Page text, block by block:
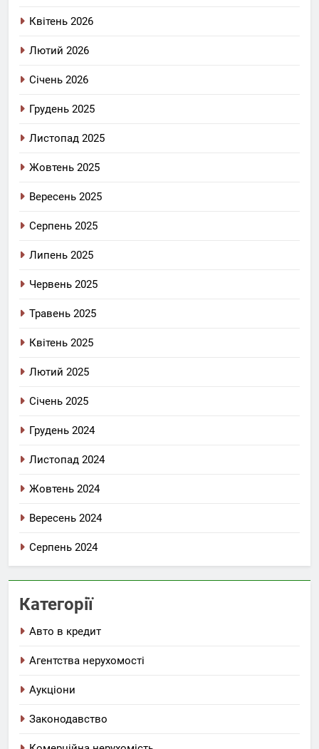
Квітень 2026
Лютий 2026
Січень 2026
Грудень 2025
Листопад 2025
Жовтень 2025
Вересень 2025
Серпень 2025
Липень 2025
Червень 2025
Травень 2025
Квітень 2025
Лютий 2025
Січень 2025
Грудень 2024
Листопад 2024
Жовтень 2024
Вересень 2024
Серпень 2024
Категорії
Авто в кредит
Агентства нерухомості
Аукціони
Законодавство